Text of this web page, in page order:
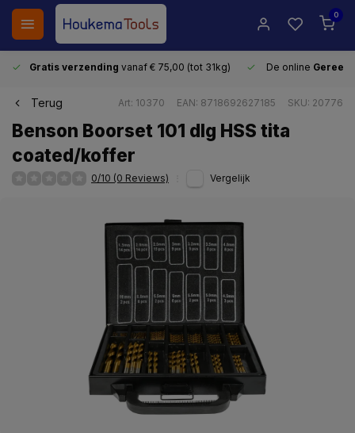
0
Gratis verzending vanaf € 75,00 (tot 31kg) De online
Terug Art: 10370 EAN: 8718692627185 SKU: 20776
Benson Boorset 101 dlg HSS tita
coated/koffer
0/10 (0 Reviews) Vergelijk